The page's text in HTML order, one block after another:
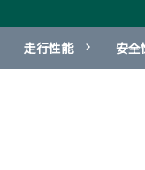
走行性能 安全